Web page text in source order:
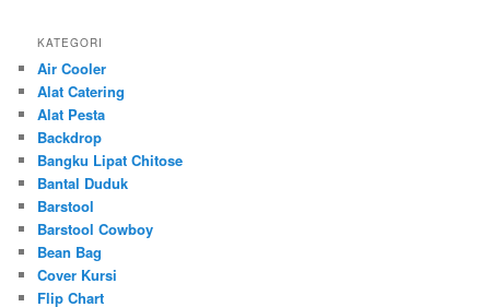
KATEGORI
Air Cooler
Alat Catering
Alat Pesta
Backdrop
Bangku Lipat Chitose
Bantal Duduk
Barstool
Barstool Cowboy
Bean Bag
Cover Kursi
Flip Chart